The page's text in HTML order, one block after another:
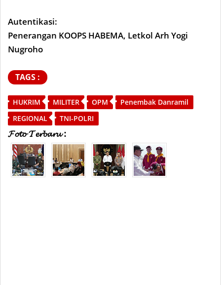
Autentikasi:
Penerangan KOOPS HABEMA, Letkol Arh Yogi
Nugroho
TAGS :
HUKRIM MILITER OPM
Penembak Danramil
REGIONAL
TNI-POLRI
𝓕𝓸𝓽𝓸 𝓣𝓮𝓻𝓫𝓪𝓻𝓾 :